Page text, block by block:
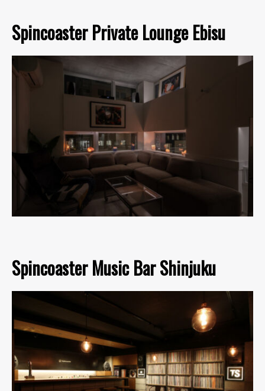
Spincoaster Private Lounge Ebisu
Spincoaster Music Bar Shinjuku